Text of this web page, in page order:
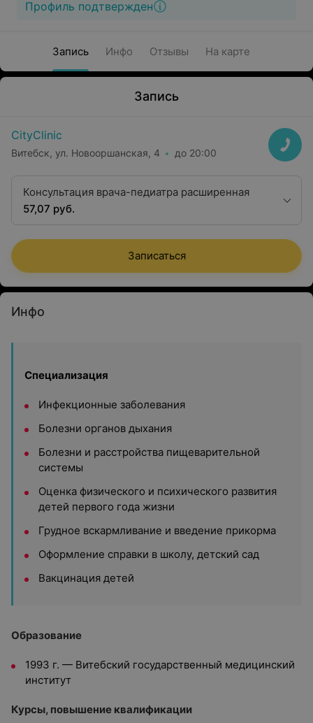
Профиль подтвержден
Запись Инфо Отзывы На карте
Запись
CityClinic
Витебск, ул. Новооршанская, 4 до 20:00
Консультация врача-педиатра расширенная
57,07 руб.
Записаться
Инфо
Специализация
Инфекционные заболевания
Болезни органов дыхания
Болезни и расстройства пищеварительной
системы
Оценка физического и психического развития
детей первого года жизни
Грудное вскармливание и введение прикорма
Оформление справки в школу, детский сад
Вакцинация детей
Образование
1993 г. — Витебский государственный медицинский
институт
Курсы, повышение квалификации